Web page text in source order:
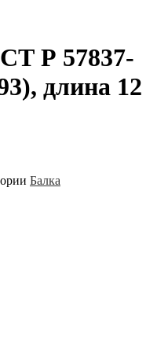
Р 57837-
длина 12
Балка